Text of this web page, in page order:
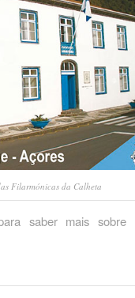
Filarmónicas da Calheta
saber mais sobre